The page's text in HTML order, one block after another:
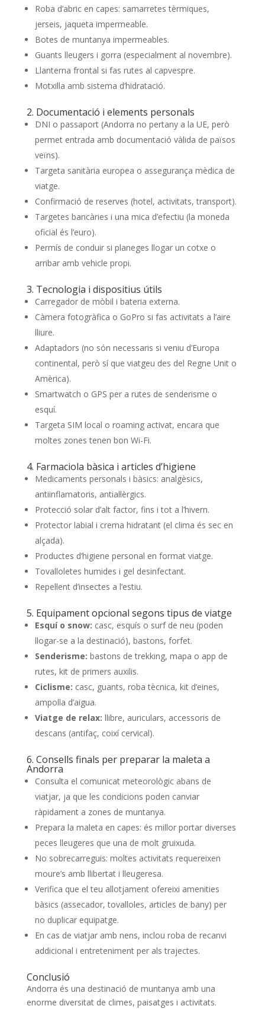
Roba d’abric en capes: samarretes tèrmiques,
jerseis, jaqueta impermeable.
Botes de muntanya impermeables.
Guants lleugers i gorra (especialment al novembre).
Llanterna frontal si fas rutes al capvespre.
Motxilla amb sistema d’hidratació.
2. Documentació i elements personals
DNI o passaport (Andorra no pertany a la UE, però
permet entrada amb documentació vàlida de països
veïns).
Targeta sanitària europea o assegurança mèdica de
viatge.
Confirmació de reserves (hotel, activitats, transport).
Targetes bancàries i una mica d’efectiu (la moneda
oficial és l’euro).
Permís de conduir si planeges llogar un cotxe o
arribar amb vehicle propi.
3. Tecnologia i dispositius útils
Carregador de mòbil i bateria externa.
Càmera fotogràfica o GoPro si fas activitats a l’aire
lliure.
Adaptadors (no són necessaris si veniu d’Europa
continental, però sí que viatgeu des del Regne Unit o
Amèrica).
Smartwatch o GPS per a rutes de senderisme o
esquí.
Targeta SIM local o roaming activat, encara que
moltes zones tenen bon Wi-Fi.
4. Farmaciola bàsica i articles d’higiene
Medicaments personals i bàsics: analgèsics,
antiinflamatoris, antial·lèrgics.
Protecció solar d’alt factor, fins i tot a l’hivern.
Protector labial i crema hidratant (el clima és sec en
alçada).
Productes d’higiene personal en format viatge.
Tovalloletes humides i gel desinfectant.
Repel·lent d’insectes a l’estiu.
5. Equipament opcional segons tipus de viatge
Esquí o snow: casc, esquís o surf de neu (poden
llogar-se a la destinació), bastons, forfet.
Senderisme: bastons de trekking, mapa o app de
rutes, kit de primers auxilis.
Ciclisme: casc, guants, roba tècnica, kit d’eines,
ampolla d’aigua.
Viatge de relax: llibre, auriculars, accessoris de
descans (antifaç, coixí cervical).
6. Consells finals per preparar la maleta a
Andorra
Consulta el comunicat meteorològic abans de
viatjar, ja que les condicions poden canviar
ràpidament a zones de muntanya.
Prepara la maleta en capes: és millor portar diverses
peces lleugeres que una de molt gruixuda.
No sobrecarreguis: moltes activitats requereixen
moure’s amb llibertat i lleugeresa.
Verifica que el teu allotjament ofereixi amenities
bàsics (assecador, tovalloles, articles de bany) per
no duplicar equipatge.
En cas de viatjar amb nens, inclou roba de recanvi
addicional i entreteniment per als trajectes.
Conclusió
Andorra és una destinació de muntanya amb una
enorme diversitat de climes, paisatges i activitats.